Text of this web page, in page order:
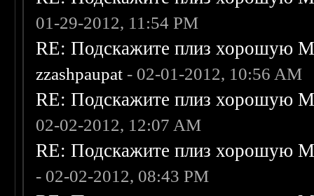
01-29-2012, 11:54 PM
RE: Подскажите плиз хорошую
zzashpaupat - 02-01-2012, 10:56 AM
RE: Подскажите плиз хорошую
02-02-2012, 12:07 AM
RE: Подскажите плиз хорошую
- 02-02-2012, 08:43 PM